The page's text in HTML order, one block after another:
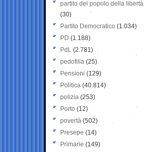
partito del popolo della libertà
(30)
Partito Democratico (1.034)
PD (1.188)
PdL (2.781)
pedofilia (25)
Pensioni (129)
Politica (40.814)
polizia (253)
Porto (12)
povertà (502)
Presepe (14)
Primarie (149)